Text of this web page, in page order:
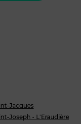
Jacques
Joseph - L'Eraudière